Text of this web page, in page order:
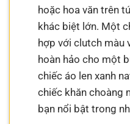
hoặc hoa văn trên
khác biệt lớn. Một
hợp với clutch màu
hoàn hảo cho một
chiếc áo len xanh
chiếc khăn choàng
bạn nổi bật trong